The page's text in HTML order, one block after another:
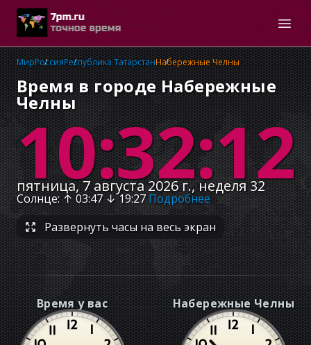
МирРоссияРеспублика ТатарстанНабережные Челны
Время в городе Набережные
Челны
10:32:12
пятница, 7 августа 2026 г., неделя 32
Солнце: ↑03:47↓19:27 Подробнее
Развернуть часы на весь экран
Время у вас Набережные Челны